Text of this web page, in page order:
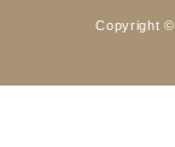
Copyright ©